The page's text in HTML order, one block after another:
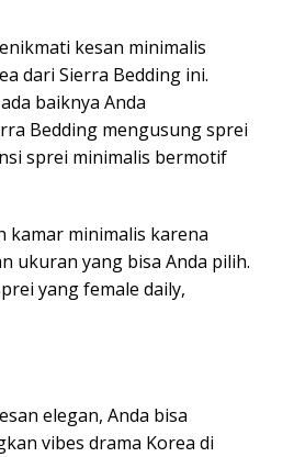
kesan minimalis
dari Sierra Bedding ini.
baiknya Anda
Bedding mengusung sprei
sprei minimalis bermotif
minimalis karena
ukuran yang bisa Anda pilih.
yang female daily,
elegan, Anda bisa
vibes drama Korea di